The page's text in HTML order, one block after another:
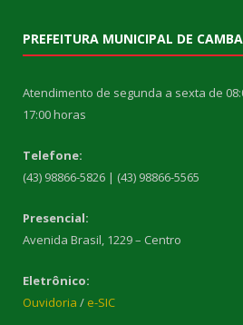
PREFEITURA MUNICIPAL DE
Atendimento de segunda a sexta de
17:00 horas
Telefone:
(43) 98866-5826 | (43) 98866-5565
Presencial:
Avenida Brasil, 1229 – Centro
Eletrônico:
Ouvidoria / e-SIC